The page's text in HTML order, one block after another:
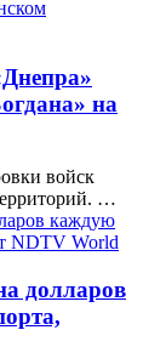
на
войск
…
долларов